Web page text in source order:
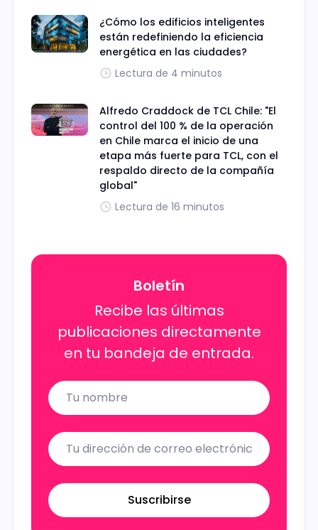
¿Cómo los edificios inteligentes
están redefiniendo la eficiencia
energética en las ciudades?
Lectura de 4 minutos
Alfredo Craddock de TCL Chile: "El
control del 100 % de la operación
en Chile marca el inicio de una
etapa más fuerte para TCL, con el
respaldo directo de la compañía
global"
Lectura de 16 minutos
Boletín
Recibe las últimas
publicaciones directamente
en tu bandeja de entrada.
Name
Email
Suscribirse